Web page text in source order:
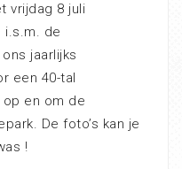
vrijdag 8 juli
i.s.m. de
jaarlijks
een 40-tal
en om de
De foto’s kan je
!